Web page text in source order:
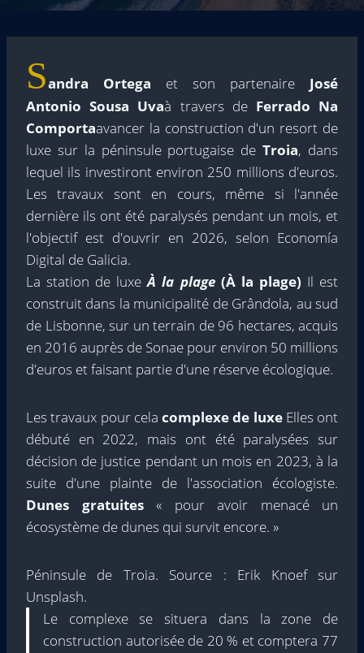
Sandra Ortega et son partenaire José
Antonio Sousa Uvaà travers de Ferrado Na
Comportaavancer la construction d'un resort de
luxe sur la péninsule portugaise deTroia, dans
lequel ils investiront environ 250 millions d'euros.
Les travaux sont en cours, même si l'année
dernière ils ont été paralysés pendant un mois, et
l'objectif est d'ouvrir en 2026, selon Economía
Digital de Galicia.
La station de luxe À la plage(À la plage) Il est
construit dans la municipalité de Grândola, au sud
de Lisbonne, sur un terrain de 96 hectares, acquis
en 2016 auprès de Sonae pour environ 50 millions
d'euros et faisant partie d'une réserve écologique.
Les travaux pour cela complexe de luxeElles ont
débuté en 2022, mais ont été paralysées sur
décision de justice pendant un mois en 2023, à la
suite d'une plainte de l'association écologiste.
Dunes gratuites « pour avoir menacé un
écosystème de dunes qui survit encore. »
Péninsule de Troia. Source : Erik Knoef sur
Unsplash.
Le complexe se situera dans la zone de
construction autorisée de 20 % et comptera 77